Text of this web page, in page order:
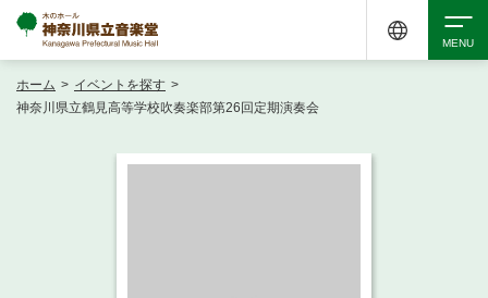
ホーム > イベントを探す >
神奈川県立鶴見高等学校吹奏楽部第26回定期演奏会